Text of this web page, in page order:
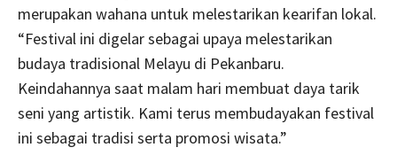
merupakan wahana untuk melestarikan kearifan lokal.
“Festival ini digelar sebagai upaya melestarikan
budaya tradisional Melayu di Pekanbaru.
Keindahannya saat malam hari membuat daya tarik
seni yang artistik. Kami terus membudayakan festival
ini sebagai tradisi serta promosi wisata.”